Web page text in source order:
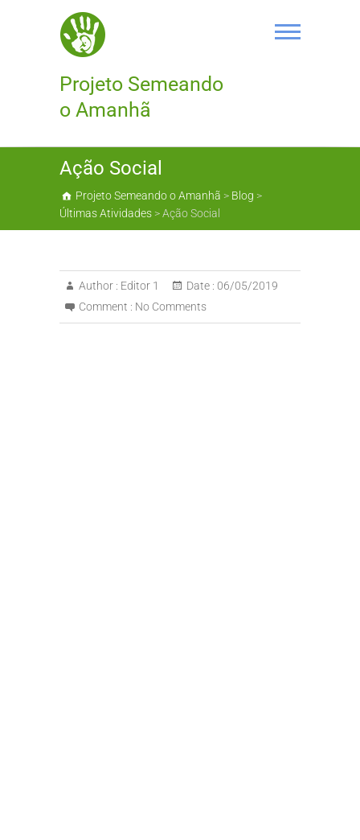
Projeto Semeando
o Amanhã
Ação Social
Projeto Semeando o Amanhã > Blog >
Últimas Atividades >Ação Social
Author : Editor 1 Date : 06/05/2019
Comment : No Comments